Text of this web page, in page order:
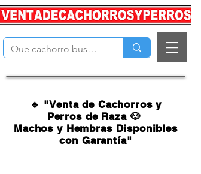
🔹 "Venta de Cachorros y
Perros de Raza 🐶
Machos y Hembras Disponibles
con Garantía"